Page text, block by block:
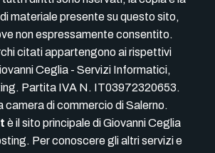
materiale presente su questo sito,
non espressamente consentito.
citati appartengono ai rispettivi
Ceglia - Servizi Informatici,
Partita IVA N. IT03972320653.
camera di commercio di Salerno.
è il sito principale di Giovanni Ceglia
Per conoscere gli altri servizi e